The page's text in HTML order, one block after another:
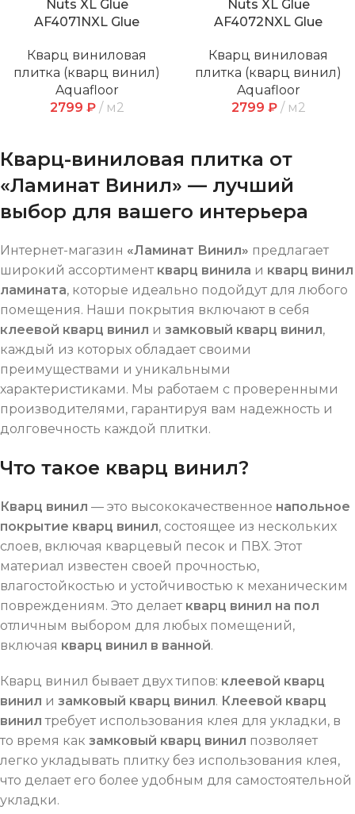
Nuts XL Glue
AF4071NXL Glue
Кварц виниловая
плитка (кварц винил)
Aquafloor
2799 ₽ м2
Nuts XL Glue
AF4072NXL Glue
Кварц виниловая
плитка (кварц винил)
Aquafloor
2799 ₽ м2
Кварц-виниловая плитка от
«Ламинат Винил» — лучший
выбор для вашего интерьера
Интернет-магазин «Ламинат Винил» предлагает
широкий ассортимент кварц винила и кварц винил
ламината, которые идеально подойдут для любого
помещения. Наши покрытия включают в себя
клеевой кварц винил и замковый кварц винил,
каждый из которых обладает своими
преимуществами и уникальными
характеристиками. Мы работаем с проверенными
производителями, гарантируя вам надежность и
долговечность каждой плитки.
Что такое кварц винил?
Кварц винил — это высококачественное напольное
покрытие кварц винил, состоящее из нескольких
слоев, включая кварцевый песок и ПВХ. Этот
материал известен своей прочностью,
влагостойкостью и устойчивостью к механическим
повреждениям. Это делает кварц винил на пол
отличным выбором для любых помещений,
включая кварц винил в ванной.
Кварц винил бывает двух типов: клеевой кварц
винил и замковый кварц винил. Клеевой кварц
винил требует использования клея для укладки, в
то время как замковый кварц винил позволяет
легко укладывать плитку без использования клея,
что делает его более удобным для самостоятельной
укладки.